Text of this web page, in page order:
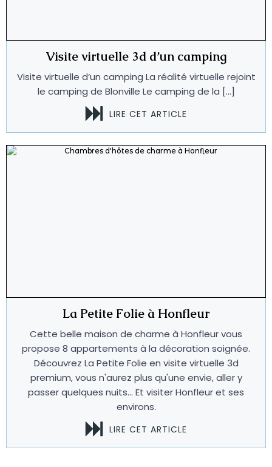
Visite virtuelle 3d d’un camping
Visite virtuelle d’un camping La réalité virtuelle rejoint
le camping de Blonville Le camping de la […]
LIRE CET ARTICLE
La Petite Folie à Honfleur
Cette belle maison de charme à Honfleur vous
propose 8 appartements à la décoration soignée.
Découvrez La Petite Folie en visite virtuelle 3d
premium, vous n'aurez plus qu'une envie, aller y
passer quelques nuits... Et visiter Honfleur et ses
environs.
LIRE CET ARTICLE